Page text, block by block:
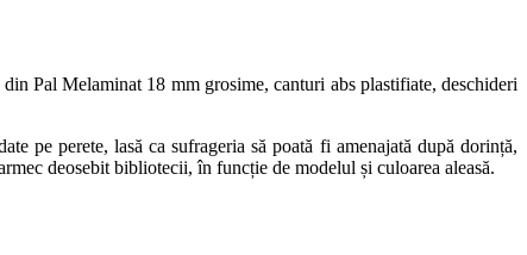
Pal Melaminat 18 mm grosime, canturi abs plastifiate, deschideri
pe perete, lasă ca sufrageria să poată fi amenajată după dorință,
deosebit bibliotecii, în funcție de modelul și culoarea aleasă.